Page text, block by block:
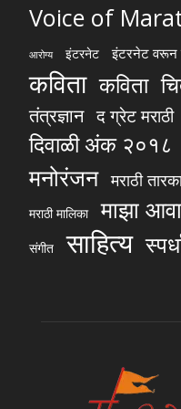
Voice of
आरोग्य इंटरनेट इंटरनेट वरून
कविता कविता
तंत्रज्ञान द ग्रेट मराठी
दिवाळी अंक २०१८
मनोरंजन मराठी
मराठी मालिका माझा
संगीत साहित्य